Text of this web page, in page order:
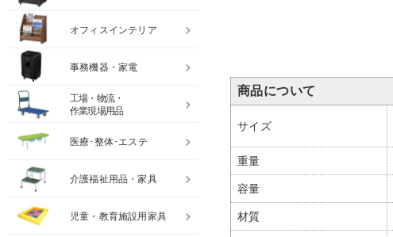
商品について
サイズ
重量
容量
材質
オフィスインテリア
事務機器・家電
工場・物流・
作業現場用品
医療･整体･エステ
介護福祉用品・家具
児童・教育施設用家具